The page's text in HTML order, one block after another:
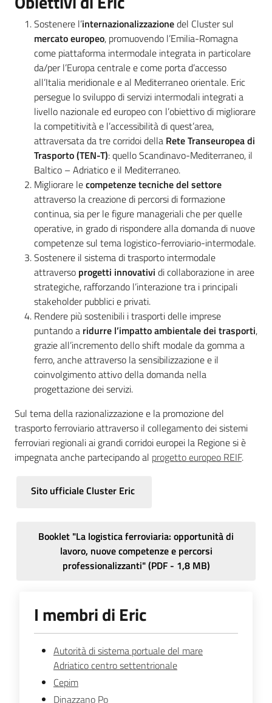
Sostenere l’internazionalizzazionedel Cluster sul
mercato europeo, promuovendo l’Emilia-Romagna
come piattaforma intermodale integrata in particolare
da/per l’Europa centrale e come porta d’accesso
all’Italia meridionale e al Mediterraneo orientale. Eric
persegue lo sviluppo di servizi intermodali integrati a
livello nazionale ed europeo con l’obiettivo di migliorare
la competitività e l’accessibilità di quest’area,
attraversata da tre corridoi della Rete Transeuropea di
Trasporto (TEN-T): quello Scandinavo-Mediterraneo, il
Baltico – Adriatico e il Mediterraneo.
Migliorare lecompetenze tecniche del settore
attraverso la creazione di percorsi di formazione
continua, sia per le figure manageriali che per quelle
operative, in grado di rispondere alla domanda di nuove
competenze sul tema logistico-ferroviario-intermodale.
Sostenere il sistema di trasporto intermodale
attraverso progetti innovativi di collaborazione in aree
strategiche, rafforzando l’interazione tra i principali
stakeholder pubblici e privati.
Rendere più sostenibili i trasporti delle imprese
puntando a ridurre l’impatto ambientale dei trasporti,
grazie all’incremento dello shift modale da gomma a
ferro, anche attraverso la sensibilizzazione e il
coinvolgimento attivo della domanda nella
progettazione dei servizi.
Sul tema della razionalizzazione e la promozione del
trasporto ferroviario attraverso il collegamento dei sistemi
ferroviari regionali ai grandi corridoi europei la Regione si è
impegnata anche partecipando al progetto europeo REIF.
Sito ufficiale Cluster Eric
Booklet "La logistica ferroviaria: opportunità di
lavoro, nuove competenze e percorsi
professionalizzanti"(PDF- 1,8 MB)
I membri di Eric
Autorità di sistema portuale del mare
Adriatico centro settentrionale
Cepim
Dinazzano Po